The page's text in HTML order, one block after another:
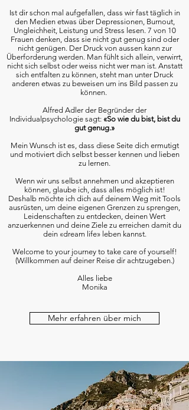
Ist dir schon mal aufgefallen, dass wir fast täglich in
den Medien etwas über Depressionen, Burnout,
Ungleichheit, Leistung und Stress lesen. 7 von 10
Frauen denken, dass sie nicht gut genug sind oder
nicht genügen. Der Druck von aussen kann zur
Überforderung werden. Man fühlt sich allein, verwirrt,
nicht sich selbst oder weiss nicht wer man ist. Anstatt
sich entfalten zu können, steht man unter Druck
anderen etwas zu beweisen um ins Bild passen zu
können.
Alfred Adler der Begründer der
Individualpsychologie sagt: «So wie du bist, bist du
gut genug.»
Mein Wunsch ist es, dass diese Seite dich ermutigt
und motiviert dich selbst besser kennen und lieben
zu lernen.
Wenn wir uns selbst annehmen und akzeptieren
können, glaube ich, dass alles möglich ist!
Deshalb möchte ich dich auf deinem Weg mit Tools
ausrüsten, um deine eigenen Grenzen zu sprengen,
Leidenschaften zu entdecken, deinen Wert
anzuerkennen und deine Ziele zu erreichen damit du
dein «dream life» leben kannst.
Welcome to your journey to take care of yourself!
(Willkommen auf deiner Reise dir achtzugeben.)
Alles liebe
Monika
Mehr erfahren über mich